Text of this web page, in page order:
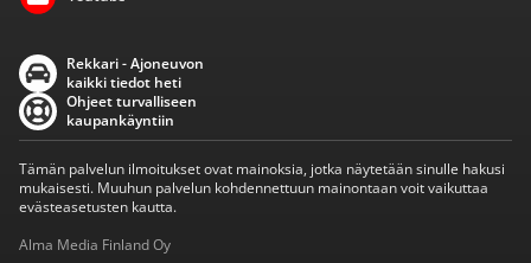
Rekkari - Ajoneuvon
kaikki tiedot heti
Ohjeet turvalliseen
kaupankäyntiin
Tämän palvelun ilmoitukset ovat mainoksia, jotka näytetään sinulle hakusi
mukaisesti. Muuhun palvelun kohdennettuun mainontaan voit vaikuttaa
evästeasetusten kautta.
Alma Media Finland Oy